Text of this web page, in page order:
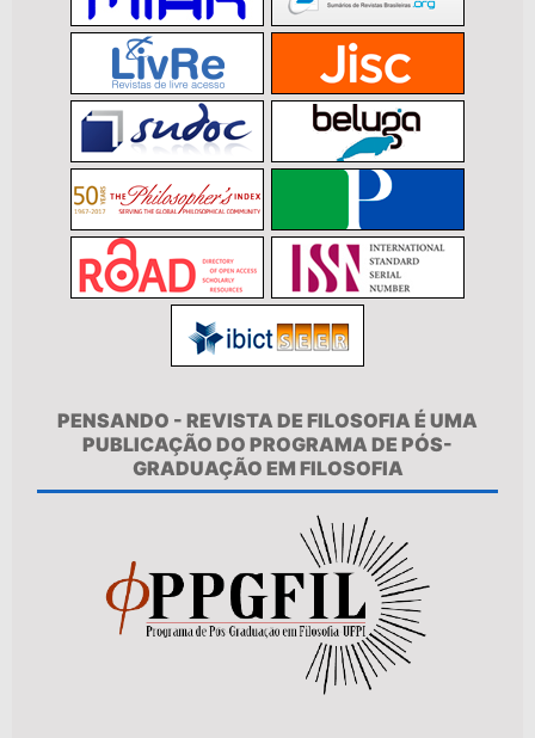
PENSANDO - REVISTA DE FILOSOFIA É UMA
PUBLICAÇÃO DO PROGRAMA DE PÓS-
GRADUAÇÃO EM FILOSOFIA